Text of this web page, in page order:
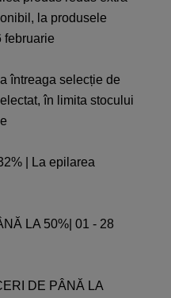
la produsele
februarie
întreaga selecție de
în limita stocului
| La epilarea
LA 50%| 01 - 28
DE PÂNĂ LA